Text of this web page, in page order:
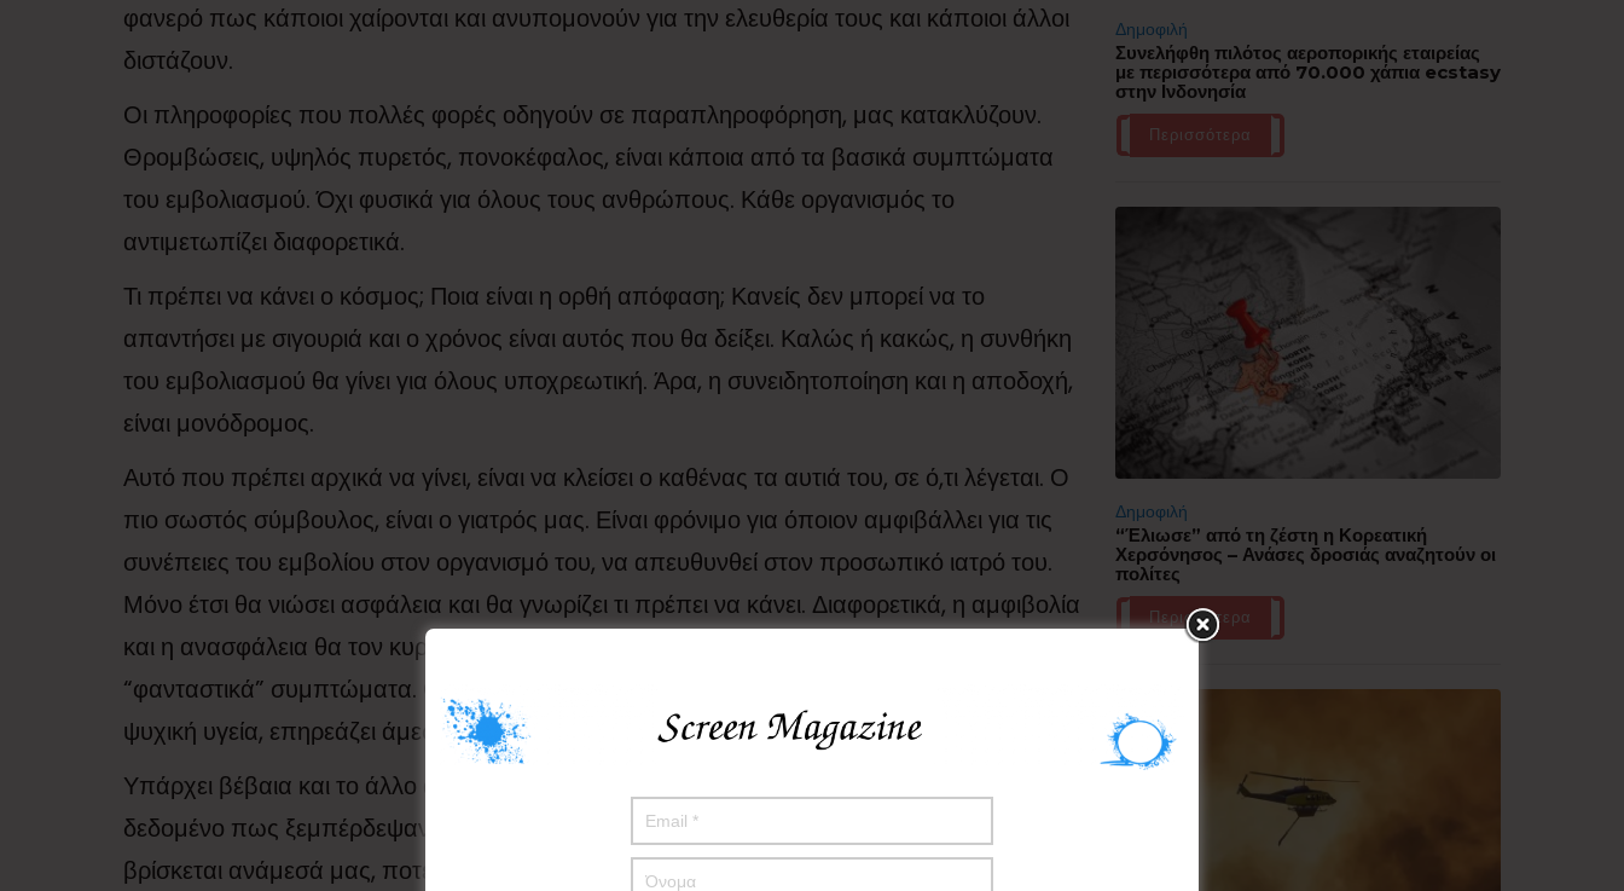
φανερό πως κάποιοι χαίρονται και ανυπομονούν για την ελευθερία τους και κάποιοι άλλοι
διστάζουν.
Οι πληροφορίες που πολλές φορές οδηγούν σε παραπληροφόρηση, μας κατακλύζουν.
Θρομβώσεις, υψηλός πυρετός, πονοκέφαλος, είναι κάποια από τα βασικά συμπτώματα
του εμβολιασμού. Όχι φυσικά για όλους τους ανθρώπους. Κάθε οργανισμός το
αντιμετωπίζει διαφορετικά.
Τι πρέπει να κάνει ο κόσμος; Ποια είναι η ορθή απόφαση; Κανείς δεν μπορεί να το
απαντήσει με σιγουριά και ο χρόνος είναι αυτός που θα δείξει. Καλώς ή κακώς, η συνθήκη
του εμβολιασμού θα γίνει για όλους υποχρεωτική. Άρα, η συνειδητοποίηση και η αποδοχή,
είναι μονόδρομος.
Αυτό που πρέπει αρχικά να γίνει, είναι να κλείσει ο καθένας τα αυτιά του, σε ό,τι λέγεται. Ο
πιο σωστός σύμβουλος, είναι ο γιατρός μας. Είναι φρόνιμο για όποιον αμφιβάλλει για τις
συνέπειες του εμβολίου στον οργανισμό του, να απευθυνθεί στον προσωπικό ιατρό του.
Μόνο έτσι θα νιώσει ασφάλεια και θα γνωρίζει τι πρέπει να κάνει. Διαφορετικά, η αμφιβολία
και η ανασφάλεια θα τον κυριεύσουν και αυτό θα του προκαλέσει ενδεχομένως και
“φανταστικά” συμπτώματα. Ο λεγόμενος, κατά φαντασίαν ασθενής. Καλώς ή κακώς η
ψυχική υγεία, επηρεάζει άμεσα και τη σωματική.
Υπάρχει βέβαια και το άλλο άκρο. Όσων η ψυχολογία είναι στα ύψη και θεωρούν
δεδομένο πως ξεμπέρδεψαν. Δεν είναι ούτε έτσι όμως. Πέρα από το ότι η πανδημία
βρίσκεται ανάμεσά μας, ποτέ σχεδόν ο εμβολιασμός και ειδικά ο συγκεκριμένος, δεν
Δημοφιλή
Συνελήφθη πιλότος αεροπορικής εταιρείας
με περισσότερα από 70.000 χάπια ecstasy
στην Ινδονησία
Περισσότερα
Δημοφιλή
“Έλιωσε” από τη ζέστη η Κορεατική
Χερσόνησος – Ανάσες δροσιάς αναζητούν οι
πολίτες
Περισσότερα